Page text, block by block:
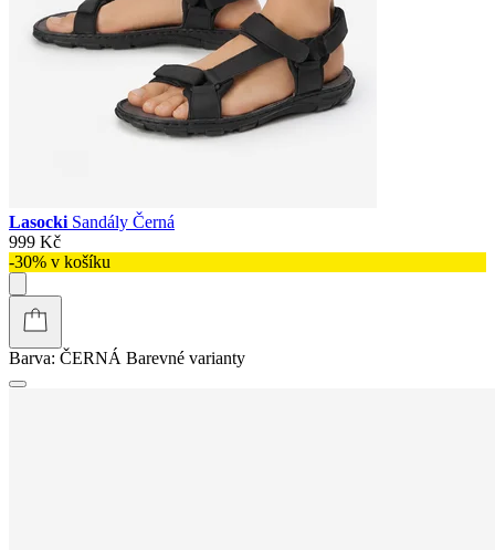
Lasocki Sandály Černá
999 Kč
-30% v košíku
Barva: ČERNÁ Barevné varianty